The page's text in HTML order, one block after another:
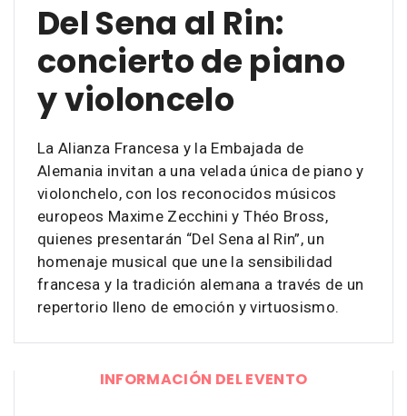
Del Sena al Rin:
concierto de piano
y violoncelo
La Alianza Francesa y la Embajada de
Alemania invitan a una velada única de piano y
violonchelo, con los reconocidos músicos
europeos Maxime Zecchini y Théo Bross,
quienes presentarán “Del Sena al Rin”, un
homenaje musical que une la sensibilidad
francesa y la tradición alemana a través de un
repertorio lleno de emoción y virtuosismo.
INFORMACIÓN DEL EVENTO